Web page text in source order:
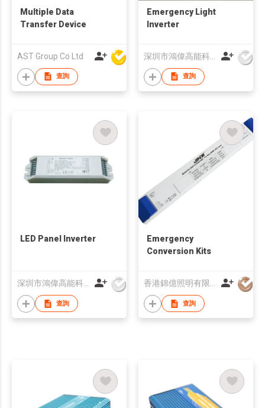
Multiple Data
Transfer Device
AST Group Co Ltd
查詢
Emergency Light
Inverter
深圳市鴻偉高能科技有限公司
查詢
LED Panel Inverter
深圳市鴻偉高能科技有限公司
查詢
Emergency
Conversion Kits
查詢